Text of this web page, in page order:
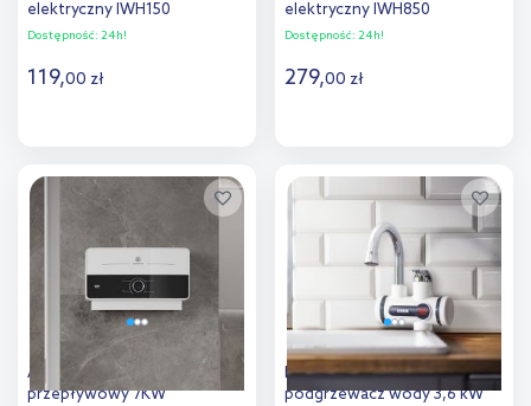
elektryczny IWH150
Dostępność: 24h!
119,00 zł
Dodaj do
porównania
elektryczny IWH850
Dostępność: 24h!
279,00 zł
Dodaj do
porównania
Ariston Aures podgrzewacz
przepływowy 7KW
Noveen przepływowy
podgrzewacz wody 3,6 kW